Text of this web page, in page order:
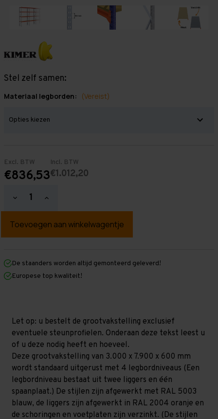
Stel zelf samen:
Materiaal legborden: (Vereist)
Excl. BTW
€836,53
Incl. BTW
€1.012,20
Hoeveelheid
verlagen
Grootvakstelling
mm
mm
x
600
niveaus
GALVA
Hoeveelheid
verhogen
Grootvakstelling
mm
mm
600
niveaus
GALVA
De staanders worden altijd gemonteerd geleverd!
Europese top kwaliteit!
Let op: u bestelt de grootvakstelling exclusief
eventuele steunprofielen. Onderaan deze tekst leest u
of u deze nodig heeft en hoeveel.
Deze grootvakstelling van 3.000 x 7.900 x 600 mm
wordt standaard uitgerust met 4 legbordniveaus (Een
legbordniveau bestaat uit twee liggers en één
spaanplaat.) De stijlen zijn afgewerkt met RAL 5003
blauw, de liggers zijn afgewerkt in RAL 2004 oranje en
de schoringen en voetplaten zijn verzinkt. (De stijlen